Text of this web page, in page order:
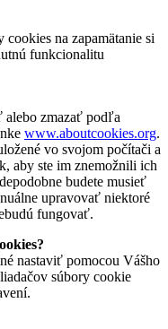
na zapamätanie si
funkcionalitu
zmazať podľa
www.aboutcookies.org.
vo svojom počítači a
aby ste im znemožnili ich
budete musieť
upravovať niektoré
fungovať.
nastaviť pomocou Vášho
súbory cookie